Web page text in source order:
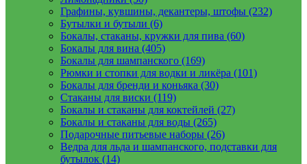
Графины, кувшины, декантеры, штофы (232)
Бутылки и бутыли (6)
Бокалы, стаканы, кружки для пива (60)
Бокалы для вина (405)
Бокалы для шампанского (169)
Рюмки и стопки для водки и ликёра (101)
Бокалы для бренди и коньяка (30)
Стаканы для виски (119)
Бокалы и стаканы для коктейлей (27)
Бокалы и стаканы для воды (265)
Подарочные питьевые наборы (26)
Ведра для льда и шампанского, подставки для
бутылок (14)